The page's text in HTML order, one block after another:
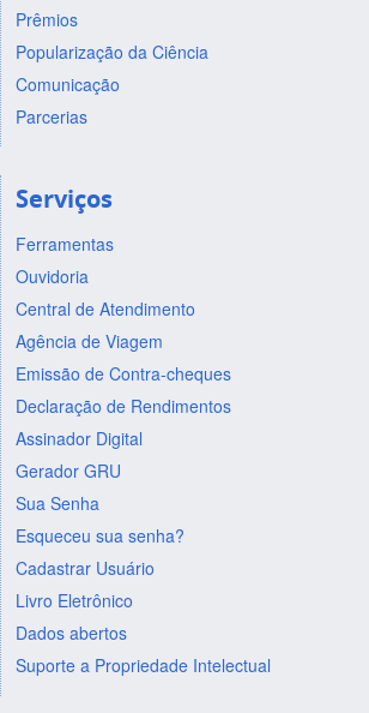
Prêmios
Popularização da Ciência
Comunicação
Parcerias
Serviços
Ferramentas
Ouvidoria
Central de Atendimento
Agência de Viagem
Emissão de Contra-cheques
Declaração de Rendimentos
Assinador Digital
Gerador GRU
Sua Senha
Esqueceu sua senha?
Cadastrar Usuário
Livro Eletrônico
Dados abertos
Suporte a Propriedade Intelectual